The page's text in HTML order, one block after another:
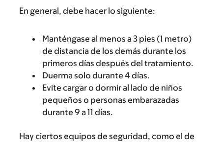
En general, debe hacer lo siguiente:
Manténgase al menos a 3 pies (1 metro)
de distancia de los demás durante los
primeros días después del tratamiento.
Duerma solo durante 4 días.
Evite cargar o dormir al lado de niños
pequeños o personas embarazadas
durante 9 a 11 días.
Hay ciertos equipos de seguridad, como el de